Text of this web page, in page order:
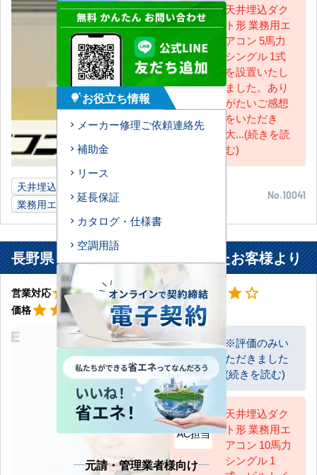
AC担当
天井埋込ダク
ト形 業務用エ
アコン 5馬力
シングル 1式
を設置いたし
ました。あり
がたいご感想
をいただき
大...(続きを読
む)
天井埋込ダクト形
業務用エアコン
No.10041
長野県 長野市 飲食店に設置されたお客様より
営業対応 星3
starstarstarstar_borderstar_border工事対応 星4
starstar starstar_border
価格 星5
starstarstar star
お客様
※評価のみい
ただきました
(続きを読む)
AC担当
天井埋込ダク
ト形 業務用エ
アコン 10馬力
シングル 1
tips_and_updatesお役立ち情報
メーカー修理ご依頼連絡先
補助金
リース
延長保証
カタログ・仕様書
空調用語
元請・管理業者様向け